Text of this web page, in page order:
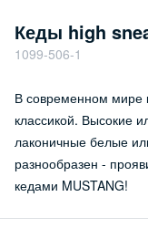
Кеды high
1099-506-1
В современном мире
классикой. Высокие
лаконичные белые
разнообразен -
кедами MUSTANG!